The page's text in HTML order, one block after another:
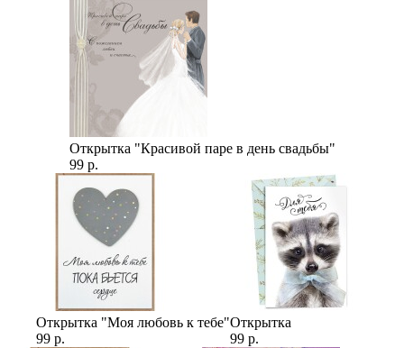
Открытка "Красивой паре в день свадьбы"
99 р.
Открытка "Моя любовь к тебе"
99 р.
Открытка
99 р.